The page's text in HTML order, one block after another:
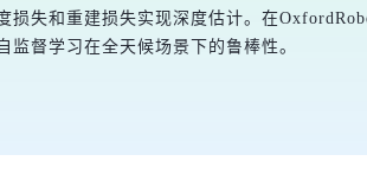
失和重建损失实现深度估计。在
督学习在全天候场景下的鲁棒性。